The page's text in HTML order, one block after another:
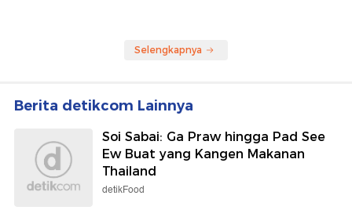
Selengkapnya
Berita detikcom Lainnya
Soi Sabai: Ga Praw hingga Pad See
Ew Buat yang Kangen Makanan
Thailand
detikFood